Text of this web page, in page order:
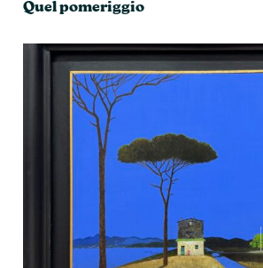
Quel pomeriggio